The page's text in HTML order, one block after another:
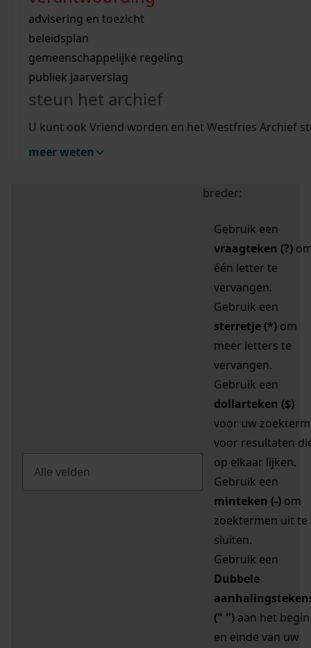
bouwvergunningen
omgevingsvergunningen
vergunningen
beeld en geluid
uitleg nodig?
Wij helpen u op weg met een aantal zoektips.
bekijk alle zoektips
Wij helpen u op weg met een aantal zoektips.
bekijk alle zoektips
bekijk ons geschiedenislokaal
advisering en toezicht
beleidsplan
gemeenschappelijke regeling
publiek jaarverslag
steun het archief
U kunt ook Vriend worden en het Westfries Archief
meer weten
zoektips
Mijn Studiezaal (inloggen)
uw zoekopdracht te
breder:
Gebruik een
vraagteken (?)
één letter te
vervangen.
Gebruik een
sterretje (*) om
meer letters te
vervangen.
Gebruik een
dollarteken ($)
voor uw zoekterm
voor resultaten
op elkaar lijken.
Gebruik een
minteken (-) om
zoektermen uit te
sluiten.
Gebruik een
Dubbele
(" ") aan het begin
en einde van uw